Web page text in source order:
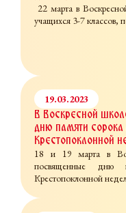
22 марта в
учащихся 3-7 классов,
19.03.2023
В Воскресной
дню памяти сорока
Крестопоклонной
18 и 19 марта в
посвященные дню
Крестопоклонной